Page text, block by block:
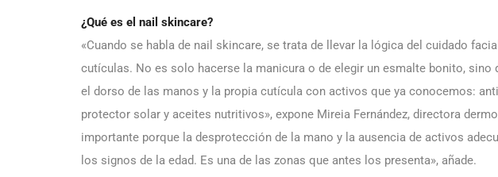
¿Qué es el nail skincare?
«Cuando se habla de nail skincare, se trata de llevar la lógica del cuidado
cutículas. No es solo hacerse la manicura o de elegir un esmalte bonito, sino
el dorso de las manos y la propia cutícula con activos que ya conocemos:
protector solar y aceites nutritivos», expone Mireia Fernández, directora
importante porque la desprotección de la mano y la ausencia de activos
los signos de la edad. Es una de las zonas que antes los presenta», añade.